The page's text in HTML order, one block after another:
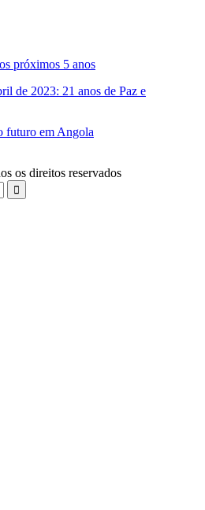
próximos 5 anos
de 2023: 21 anos de Paz e
futuro em Angola
os direitos reservados